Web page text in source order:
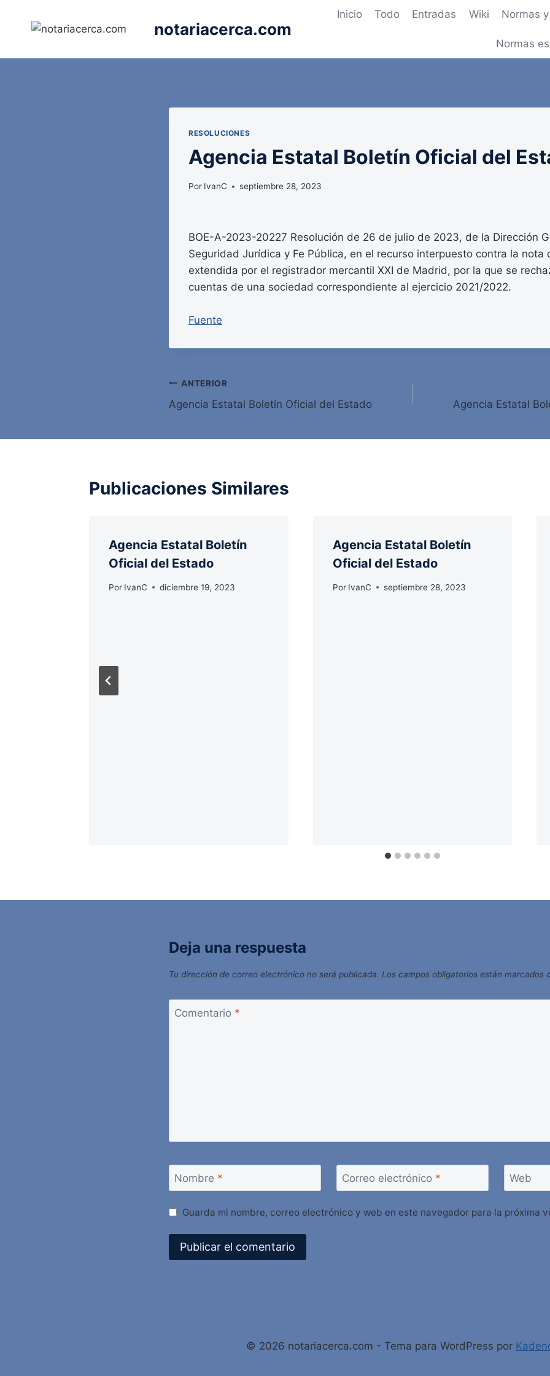
notariacerca.com
Inicio Todo Entradas Wiki Normas
Normas
RESOLUCIONES
Agencia Estatal Boletín Oficial del
Por IvanC septiembre 28, 2023
BOE-A-2023-20227 Resolución de 26 de julio de 2023, de la Dirección
Seguridad Jurídica y Fe Pública, en el recurso interpuesto contra la nota
extendida por el registrador mercantil XXI de Madrid, por la que se
cuentas de una sociedad correspondiente al ejercicio 2021/2022.
Fuente
Navegación
de
entradas
ANTERIOR
Agencia Estatal Boletín Oficial del Estado Agencia Estatal
Publicaciones Similares
Agencia Estatal Boletín
Oficial del Estado
Por IvanC diciembre 19, 2023
Agencia Estatal Boletín
Oficial del Estado
Por IvanC septiembre 28, 2023
Deja una respuesta
Tu dirección de correo electrónico no será publicada. Los campos obligatorios están marcados
Comentario *
Nombre * Correo electrónico * Web
Guarda mi nombre, correo electrónico y web en este navegador para la próxima
© 2026 notariacerca.com - Tema para WordPress por